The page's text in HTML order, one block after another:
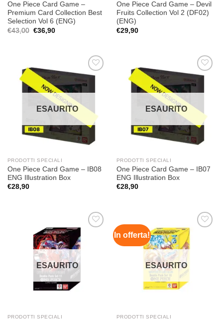
One Piece Card Game –
Premium Card Collection Best
Selection Vol 6 (ENG)
€43,00 Il
prezzo
€36,90Il
One Piece Card Game – Devil
Fruits Collection Vol 2 (DF02)
(ENG)
€29,90
alla lista
dei
ESAURITO
PRODOTTI SPECIALI
One Piece Card Game – IB08
ENG Illustration Box
€28,90
alla lista
dei
ESAURITO
PRODOTTI SPECIALI
One Piece Card Game – IB07
ENG Illustration Box
€28,90
alla lista
ESAURITO
PRODOTTI SPECIALI
In offerta!
Aggiungi
alla lista
ESAURITO
PRODOTTI SPECIALI